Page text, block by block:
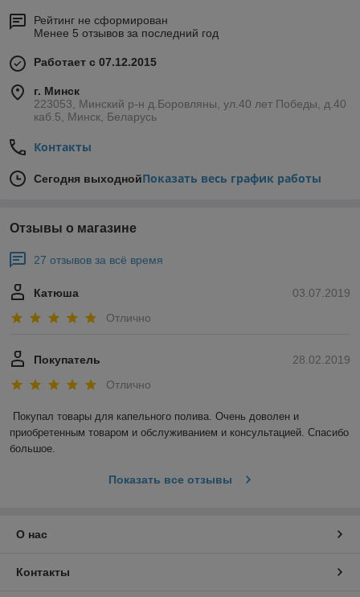
Рейтинг не сформирован
Менее 5 отзывов за последний год
Работает с 07.12.2015
г. Минск
223053, Минский р-н д.Боровляны, ул.40 лет Победы, д.40
каб.5, Минск, Беларусь
Контакты
Сегодня выходнойПоказать весь график работы
Отзывы о магазине
27 отзывов за всё время
03.07.2019
Катюша
Отлично
28.02.2019
Покупатель
Отлично
Покупал товары для капельного полива. Очень доволен и
приобретенным товаром и обслуживанием и консультацией. Спасибо
большое.
Показать все отзывы
О нас
Контакты